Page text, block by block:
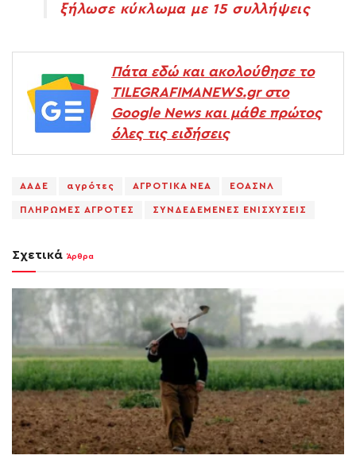
ξήλωσε κύκλωμα με 15 συλλήψεις
Πάτα εδώ και ακολούθησε το
TILEGRAFIMANEWS.gr στο
Google News και μάθε πρώτος
όλες τις ειδήσεις
ΑΑΔΕ αγρότες ΑΓΡΟΤΙΚΑ ΝΕΑ ΕΟΑΣΝΛ
ΠΛΗΡΩΜΕΣ ΑΓΡΟΤΕΣ ΣΥΝΔΕΔΕΜΕΝΕΣ ΕΝΙΣΧΥΣΕΙΣ
Σχετικά Άρθρα